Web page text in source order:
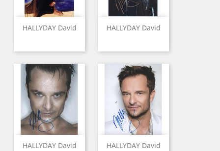
HALLYDAY David HALLYDAY David
HALLYDAY David HALLYDAY David